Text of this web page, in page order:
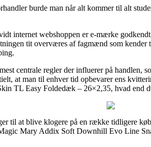
burde man når alt kommer til alt
internet webshoppen er e-mærke
tit overværes af fagmænd som
centrale regler der influerer på
at man til enhver tid opbevarer ens
TL Easy Foldedæk – 26×2,35, hvad end
til at blive klogere på en række tidligere
Mary Addix Soft Downhill Evo Line